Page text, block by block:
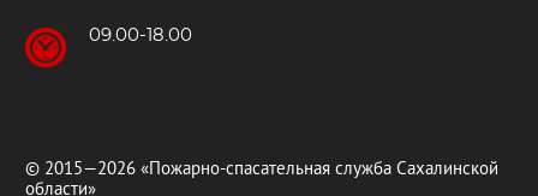
09.00-18.00
© 2015—2026 «Пожарно-спасательная служба Сахалинской
области»